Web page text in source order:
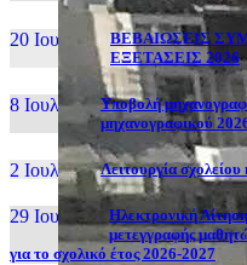
20 Ιουλ, 26
ΒΕΒΑΙΩΣΕΙΣ
ΕΞΕΤΑΣΕΙΣ 2026
8 Ιουλ, 26
Υποβολή
μηχανογραφικού
2 Ιουλ, 26 Λειτουργία σχολείου
29 Ιουν, 26
Ηλεκτρονική
μετεγγραφής
για το σχολικό έτος 2026-2027